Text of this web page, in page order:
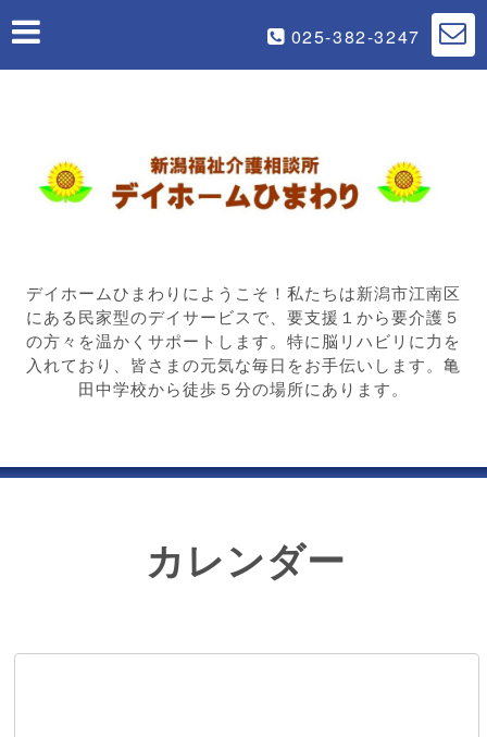
025-382-3247
デイホームひまわりにようこそ！私たちは新潟市江南区
にある民家型のデイサービスで、要支援１から要介護５
の方々を温かくサポートします。特に脳リハビリに力を
入れており、皆さまの元気な毎日をお手伝いします。亀
田中学校から徒歩５分の場所にあります。
カレンダー